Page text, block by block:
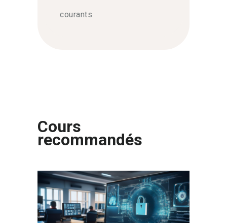
courants
Cours
recommandés